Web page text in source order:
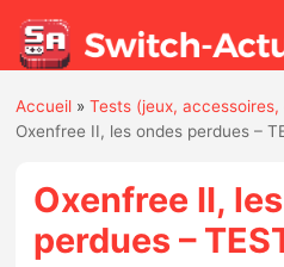
Actualités
Accueil »Tests (jeux, accessoires,
Oxenfree II, les ondes perdues –
Oxenfree II,
perdues –